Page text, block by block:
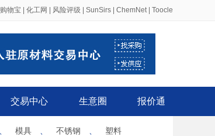
购物宝 化工网 风险评级 SunSirs ChemNet| Toocle
交易中心 生意圈 报价通
模具 不锈钢 塑料